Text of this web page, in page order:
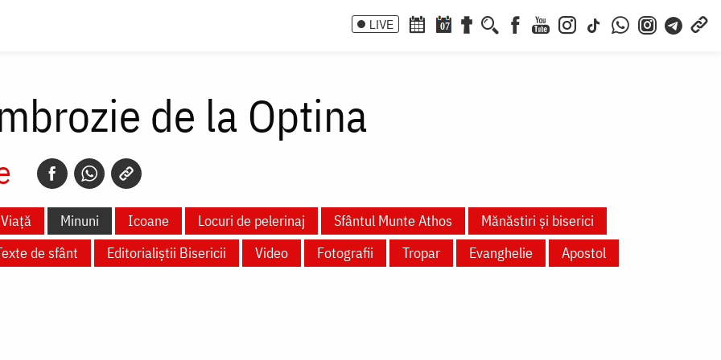
LIVE 07
de la Optina
Viață Minuni Icoane Locuri de pelerinaj Sfântul Munte Athos
Mănăstiri și biserici
de sfânt Editorialiștii Bisericii Video Fotografii Tropar Evanghelie Apostol